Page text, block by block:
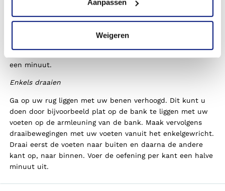
Aanpassen
Weigeren
Tenen strekken
Ga op uw rug liggen. Breng uw benen wat omhoog terwijl
een minuut.
Enkels draaien
Ga op uw rug liggen met uw benen verhoogd. Dit kunt u
doen door bijvoorbeeld plat op de bank te liggen met uw
voeten op de armleuning van de bank. Maak vervolgens
draaibewegingen met uw voeten vanuit het enkelgewricht.
Draai eerst de voeten naar buiten en daarna de andere
kant op, naar binnen. Voer de oefening per kant een halve
minuut uit.